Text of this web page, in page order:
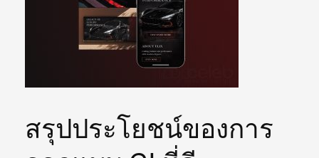
สรุปประโยชน์ของการ